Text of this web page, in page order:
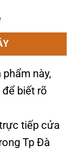
này,
biết rõ
tiếp cửa
Tp Đà